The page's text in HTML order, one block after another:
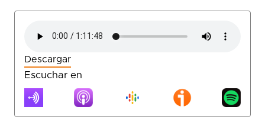
Descargar
Escuchar en